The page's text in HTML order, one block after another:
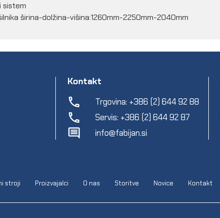
sistem
širina-dolžina-višina:1260mm-2250mm-2040mm
Kontakt
Trgovina: +386 (2) 644 92 88
Servis: +386 (2) 644 92 87
info@fabijan.si
stroji Proizvajalci O nas Storitve Novice Kontakt